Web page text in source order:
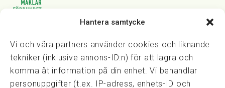
Hantera samtycke
Vi och våra partners använder cookies och liknande
tekniker (inklusive annons-ID:n) för att lagra och
komma åt information på din enhet. Vi behandlar
personuppgifter (t.ex. IP-adress, enhets-ID och
Vasagatan 28, 111 20 Stockholm
kansli@fmf.se